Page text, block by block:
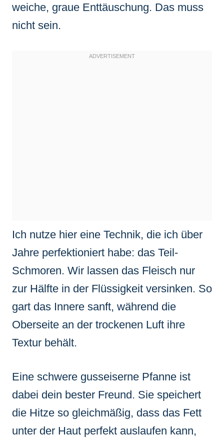
weiche, graue Enttäuschung. Das muss
nicht sein.
Ich nutze hier eine Technik, die ich über
Jahre perfektioniert habe: das Teil-
Schmoren. Wir lassen das Fleisch nur
zur Hälfte in der Flüssigkeit versinken. So
gart das Innere sanft, während die
Oberseite an der trockenen Luft ihre
Textur behält.
Eine schwere gusseiserne Pfanne ist
dabei dein bester Freund. Sie speichert
die Hitze so gleichmäßig, dass das Fett
unter der Haut perfekt auslaufen kann,